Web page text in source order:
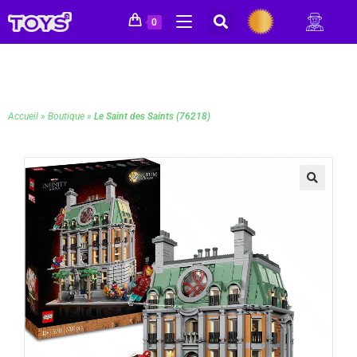
0
Accueil » Boutique » Le Saint des Saints (76218)